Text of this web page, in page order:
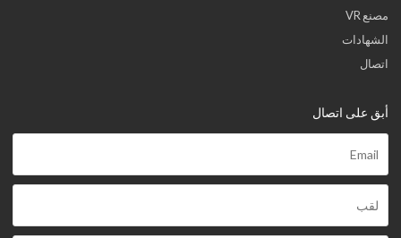
مصنع VR
الشهادات
اتصال
أبق على اتصال